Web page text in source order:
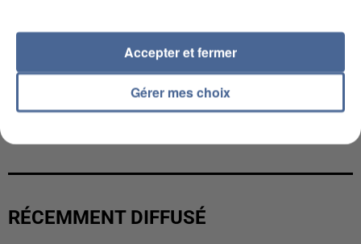
L’UN DES FONDATEURS SUPPOSÉS DE LA DZ
RÉCEMMENT DIFFUSÉ
Gérer mes choix
Accepter et fermer